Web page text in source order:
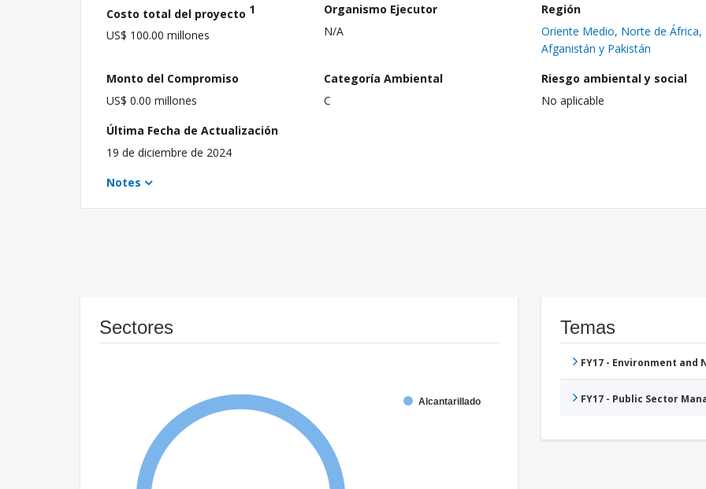
Costo total del proyecto 1
US$ 100.00 millones
Organismo Ejecutor
N/A
Región
Oriente Medio, Norte de África,
Afganistán y Pakistán
Monto del Compromiso
US$ 0.00 millones
Categoría Ambiental
C
Riesgo ambiental y social
No aplicable
Última Fecha de Actualización
19 de diciembre de 2024
Notes
Sectores
Alcantarillado
Temas
FY17 - Environment
FY17 - Public Sector